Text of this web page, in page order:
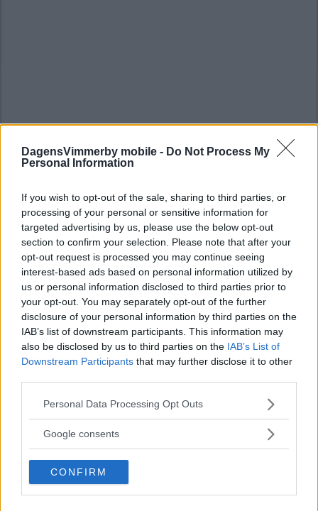
DagensVimmerby mobile - Do Not Process My
Personal Information
If you wish to opt-out of the sale, sharing to third parties, or
processing of your personal or sensitive information for
targeted advertising by us, please use the below opt-out
section to confirm your selection. Please note that after your
opt-out request is processed you may continue seeing
interest-based ads based on personal information utilized by
us or personal information disclosed to third parties prior to
your opt-out. You may separately opt-out of the further
disclosure of your personal information by third parties on the
IAB’s list of downstream participants. This information may
also be disclosed by us to third parties on the IAB’s List of
Downstream Participants that may further disclose it to other
Please note that this website/app uses one or more Google
not limited to your visit or usage behaviour. You may click to
use your data for below specified purposes in below Google
consent section.
Personal Data Processing Opt Outs
Google consents
CONFIRM